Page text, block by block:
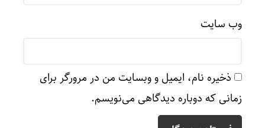
وب‌ سایت
ذخیره نام، ایمیل و وبسایت من در مرورگر برای
زمانی که دوباره دیدگاهی می‌نویسم.